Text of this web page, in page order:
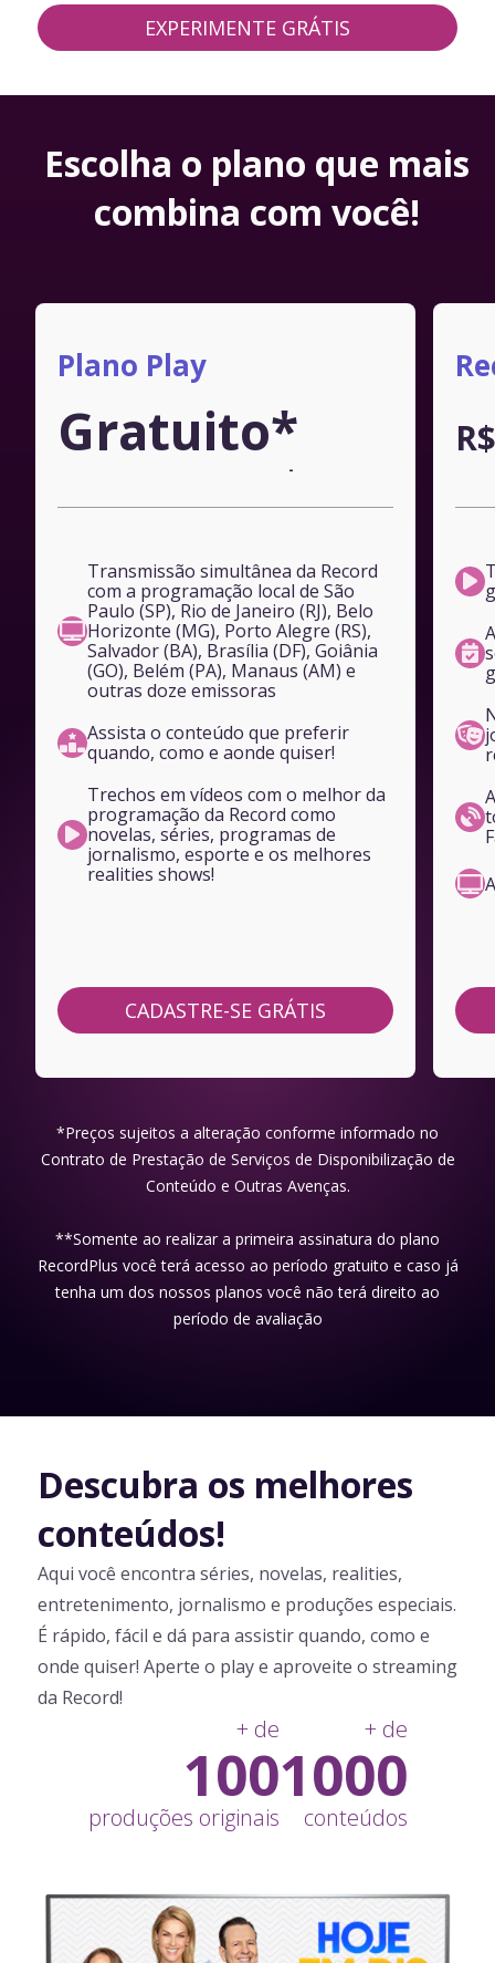
EXPERIMENTE GRÁTIS
Escolha o plano que mais
combina com você!
Plano Play
Gratuito*
-
Transmissão simultânea da Record
com a programação local de São
Paulo (SP), Rio de Janeiro (RJ), Belo
Horizonte (MG), Porto Alegre (RS),
Salvador (BA), Brasília (DF), Goiânia
(GO), Belém (PA), Manaus (AM) e
outras doze emissoras
Assista o conteúdo que preferir
quando, como e aonde quiser!
Trechos em vídeos com o melhor da
programação da Record como
novelas, séries, programas de
jornalismo, esporte e os melhores
realities shows!
CADASTRE-SE GRÁTIS
R$
*Preços sujeitos a alteração conforme informado no
Contrato de Prestação de Serviços de Disponibilização de
Conteúdo e Outras Avenças.
**Somente ao realizar a primeira assinatura do plano
RecordPlus você terá acesso ao período gratuito e caso já
tenha um dos nossos planos você não terá direito ao
período de avaliação
Descubra os melhores
conteúdos!
Aqui você encontra séries, novelas, realities,
entretenimento, jornalismo e produções especiais.
É rápido, fácil e dá para assistir quando, como e
onde quiser! Aperte o play e aproveite o streaming
da Record!
+ de
100
produções originais
+ de
1000
conteúdos